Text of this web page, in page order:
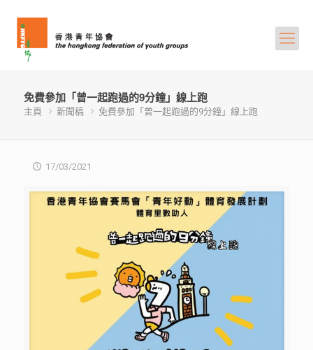
免費參加「曾一起跑過的9分鐘」線上跑
主頁 新聞稿 免費參加「曾一起跑過的9分鐘」線上跑
17/03/2021